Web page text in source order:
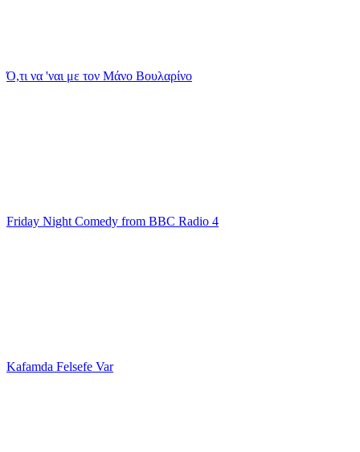
Ό,τι να 'ναι με τον Μάνο Βουλαρίνο
Friday Night Comedy from BBC Radio 4
Kafamda Felsefe Var